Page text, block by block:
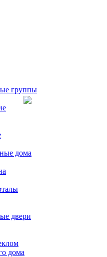
группы
дома
двери
дома